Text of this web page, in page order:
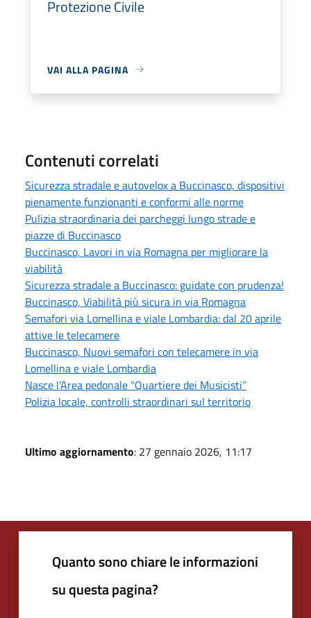
Protezione Civile
VAI ALLA PAGINA
Contenuti correlati
Sicurezza stradale e autovelox a Buccinasco, dispositivi
pienamente funzionanti e conformi alle norme
Pulizia straordinaria dei parcheggi lungo strade e
piazze di Buccinasco
Buccinasco, Lavori in via Romagna per migliorare la
viabilità
Sicurezza stradale a Buccinasco: guidate con prudenza!
Buccinasco, Viabilità più sicura in via Romagna
Semafori via Lomellina e viale Lombardia: dal 20 aprile
attive le telecamere
Buccinasco, Nuovi semafori con telecamere in via
Lomellina e viale Lombardia
Nasce l’Area pedonale “Quartiere dei Musicisti”
Polizia locale, controlli straordinari sul territorio
Ultimo aggiornamento: 27 gennaio 2026, 11:17
Quanto sono chiare le informazioni
su questa pagina?